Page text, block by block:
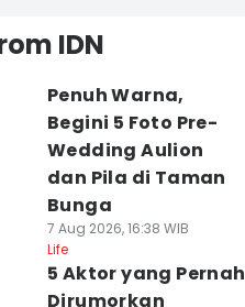
IDN
Penuh Warna,
Begini 5 Foto Pre-
Wedding Aulion
dan Pila di Taman
Bunga
7 Aug 2026, 16:38 WIB
Life
5 Aktor yang Pernah
Dirumorkan